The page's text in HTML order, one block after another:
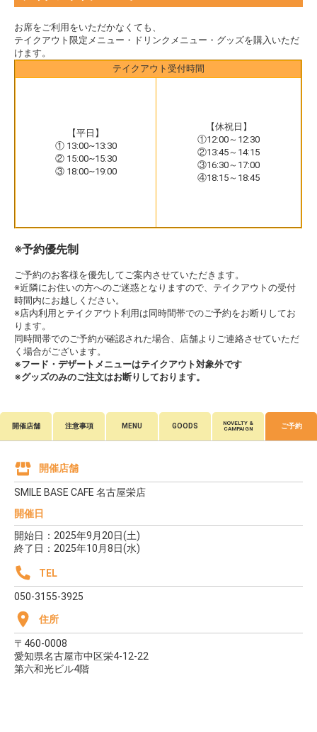
お席をご利用をいただかなくても、
テイクアウト限定メニュー・ドリンクメニュー・グッズを購入いただ
けます。
テイクアウト受付時間
【平日】
① 13:00~13:30
② 15:00~15:30
③ 18:00~19:00
【休祝日】
①12:00～12:30
②13:45～14:15
③16:30～17:00
④18:15～18:45
※予約優先制
ご予約のお客様を優先してご案内させていただきます。
※近隣にお住いの方へのご迷惑となりますので、テイクアウトの受付
時間内にお越しください。
※店内利用とテイクアウト利用は同時間帯でのご予約をお断りしてお
ります。
同時間帯でのご予約が確認された場合、店舗よりご連絡させていただ
く場合がございます。
※フード・デザートメニューはテイクアウト対象外です
※グッズのみのご注文はお断りしております。
開催店舗 注意事項 MENU GOODS
NOVELTY &
CAMPAIGN
ご予約
開催店舗
SMILE BASE CAFE 名古屋栄店
開催日
開始日：2025年9月20日(土)
終了日：2025年10月8日(水)
TEL
050-3155-3925
住所
〒460-0008
愛知県名古屋市中区栄4-12-22
第六和光ビル4階